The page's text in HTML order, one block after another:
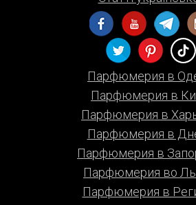
Парфюмерия в
Парфюмерия в
Парфюмерия в
Парфюмерия в
Парфюмерия в
Парфюмерия во
Парфюмерия в